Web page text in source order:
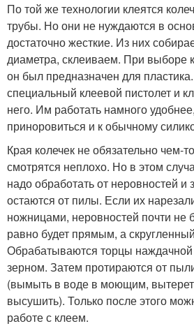
По той же технологии клеятся
трубы. Но они не нуждаются в
достаточно жесткие. Из них
диаметра, склеиваем. При выборе
он был предназначен для
специальный клеевой пистолет и
него. Им работать намного
приноровиться и к обычному
Края колечек не обязательно чем-
смотрятся неплохо. Но в этом
надо обработать от неровностей и
остаются от пилы. Если их
ножницами, неровностей почти не
равно будет прямым, а
Обрабатываются торцы
зерном. Затем протираются от
(вымыть в воде в моющим,
высушить). Только после этого
работе с клеем.